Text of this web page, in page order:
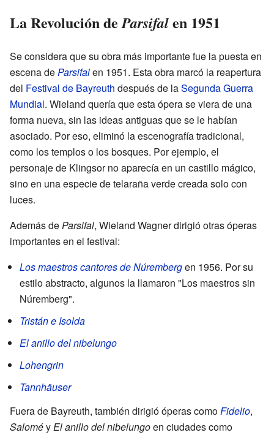
La Revolución deParsifalen 1951
Se considera que su obra más importante fue la puesta en
escena deParsifalen 1951. Esta obra marcó la reapertura
del Festival de Bayreuth después de laSegunda Guerra
Mundial. Wieland quería que esta ópera se viera de una
forma nueva, sin las ideas antiguas que se le habían
asociado. Por eso, eliminó la escenografía tradicional,
como los templos o los bosques. Por ejemplo, el
personaje de Klingsor no aparecía en un castillo mágico,
sino en una especie de telaraña verde creada solo con
luces.
Además deParsifal, Wieland Wagner dirigió otras óperas
importantes en el festival:
Los maestros cantores de Núrembergen 1956. Por su
estilo abstracto, algunos la llamaron "Los maestros sin
Núremberg".
Tristán e Isolda
El anillo del nibelungo
Lohengrin
Tannhäuser
Fuera de Bayreuth, también dirigió óperas comoFidelio,
SaloméyEl anillo del nibelungoen ciudades como